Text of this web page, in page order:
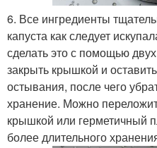
6. Все ингредиенты
капуста как следует
сделать это с помощью
закрыть крышкой и
остывания, после чего
хранение. Можно
крышкой или герметичный
более длительного